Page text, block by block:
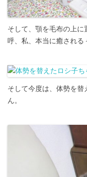
そして、顎を毛布の上
呼、私、本当に癒される
そして今度は、体勢を替
ん。